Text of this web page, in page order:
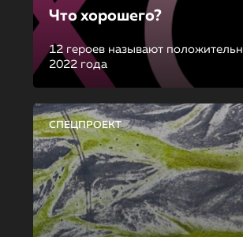
Что хорошего?
12 героев называют
2022 года
СПЕЦПРОЕКТ